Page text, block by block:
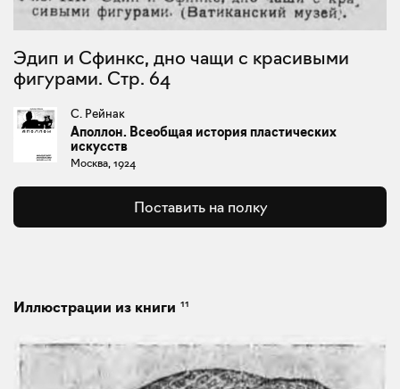
Эдип и Сфинкс, дно чащи с красивыми
фигурами. Стр. 64
С. Рейнак
Аполлон. Всеобщая история пластических
искусств
Москва, 1924
Поставить на полку
Иллюстрации из книги 11